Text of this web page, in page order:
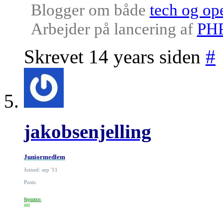
Blogger om både tech og
Arbejder på lancering af
Skrevet 14 years siden #
jakobsenjelling
Juniormedlem
Joined: sep '11
Posts:
Reputation: